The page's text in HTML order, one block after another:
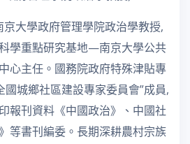
大學政府管理學院政治學教授,
學重點研究基地—南京大學公共
心主任。國務院政府特殊津貼專
國城鄉社區建設專家委員會”成員,
報刊資料《中國政治》、中國社
等書刊編委。長期深耕農村宗族